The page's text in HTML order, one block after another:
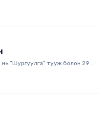
“Шургуулга” тууж болон 29
“Шургуулга” туужид нэгэн
гуниг, өлсгөлөн